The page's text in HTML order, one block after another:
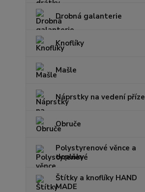
Drobná galanterie
Knoflíky
Mašle
Náprstky na vedení příze
Obruče
Polystyrenové věnce a
doplňky
Štítky a knoflíky HAND
MADE